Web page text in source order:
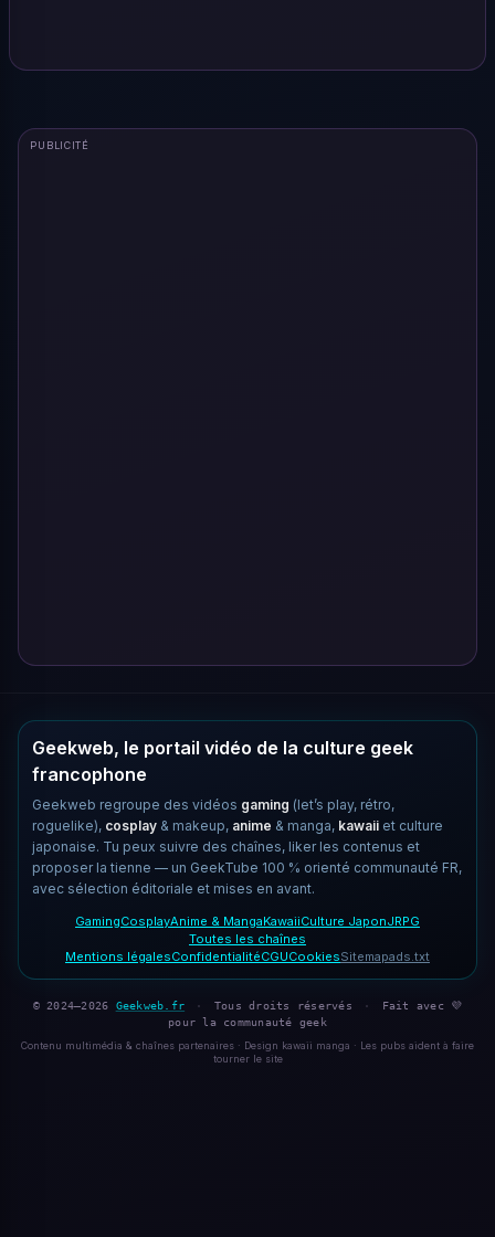
PUBLICITÉ
Geekweb, le portail vidéo de la culture geek
francophone
Geekweb regroupe des vidéos gaming (let’s play, rétro,
roguelike), cosplay & makeup, anime & manga, kawaii et culture
japonaise. Tu peux suivre des chaînes, liker les contenus et
proposer la tienne — un GeekTube 100 % orienté communauté FR,
avec sélection éditoriale et mises en avant.
GamingCosplayAnime & MangaKawaiiCulture JaponJRPG
Toutes les chaînes
Mentions légalesConfidentialitéCGUCookiesSitemapads.txt
© 2024–2026 Geekweb.fr · Tous droits réservés ·
Fait avec 💜
pour la communauté geek
Contenu multimédia & chaînes partenaires · Design kawaii manga · Les pubs aident à faire
tourner le site